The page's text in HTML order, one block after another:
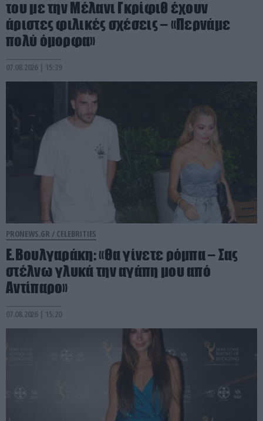
του με την Μέλανι Γκρίφιθ έχουν
άριστες φιλικές σχέσεις – «Περνάμε
πολύ όμορφα»
07.08.2026 | 15:39
PRONEWS.GR / CELEBRITIES
Ε.Βουλγαράκη: «Θα γίνετε ρόμπα – Σας
στέλνω γλυκά την αγάπη μου από
Αντίπαρο»
07.08.2026 | 15:20